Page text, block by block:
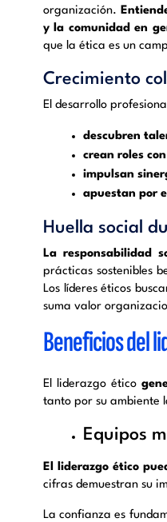
organización.
y la comunidad en
que la ética es un
Crecimiento
El desarrollo
descubren
crean roles
impulsan
apuestan por
Huella social
La responsabilidad
prácticas sostenibles
Los líderes éticos
suma valor
Beneficios del
El liderazgo ético
tanto por su ambiente
Equipos
El liderazgo ético
cifras demuestran su
La confianza es